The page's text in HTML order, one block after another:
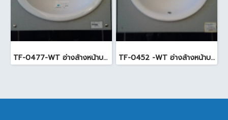
TF-0477-WT อ่างล้างหน้าบนเคาน์เตอร์ สีขาว TF-0452 -WT อ่างล้างหน้าบนเคาน์เตอร์ สีขาว